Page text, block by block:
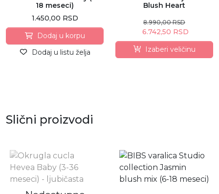
18 meseci)
1.450,00 RSD
Dodaj u korpu
Dodaj u listu želja
Blush Heart
8.990,00 RSD
6.742,50 RSD
Izaberi veličinu
Slični proizvodi